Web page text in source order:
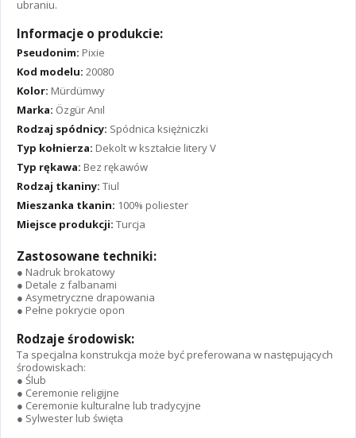
ubraniu.
Informacje o produkcie:
Pseudonim: Pixie
Kod modelu: 20080
Kolor: Mürdümwy
Marka: Özgür Anıl
Rodzaj spódnicy: Spódnica księżniczki
Typ kołnierza: Dekolt w kształcie litery V
Typ rękawa: Bez rękawów
Rodzaj tkaniny: Tiul
Mieszanka tkanin: 100% poliester
Miejsce produkcji: Turcja
Zastosowane techniki:
● Nadruk brokatowy
● Detale z falbanami
● Asymetryczne drapowania
● Pełne pokrycie opon
Rodzaje środowisk:
Ta specjalna konstrukcja może być preferowana w następujących
środowiskach:
● Ślub
● Ceremonie religijne
● Ceremonie kulturalne lub tradycyjne
● Sylwester lub święta